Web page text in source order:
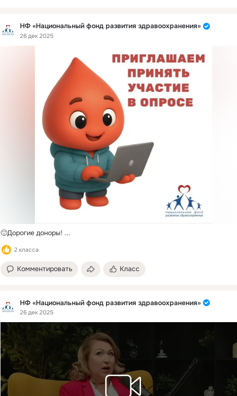
НФ «Национальный фонд развития здравоохранения»
26 дек 2025
🙂Дорогие доноры! ...
2 класса
Комментировать Класс
НФ «Национальный фонд развития здравоохранения»
26 дек 2025